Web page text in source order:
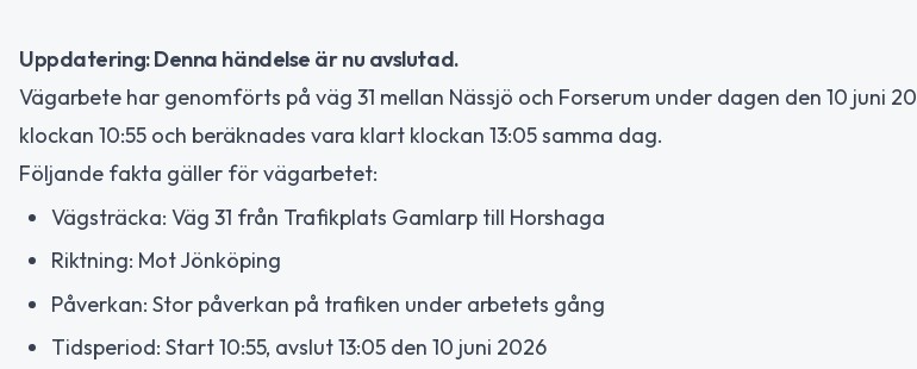
Uppdatering: Denna händelse är nu avslutad.
Vägarbete har genomförts på väg 31 mellan Nässjö och Forserum under dagen den 10 juni
klockan 10:55 och beräknades vara klart klockan 13:05 samma dag.
Följande fakta gäller för vägarbetet:
Vägsträcka: Väg 31 från Trafikplats Gamlarp till Horshaga
Riktning: Mot Jönköping
Påverkan: Stor påverkan på trafiken under arbetets gång
Tidsperiod: Start 10:55, avslut 13:05 den 10 juni 2026